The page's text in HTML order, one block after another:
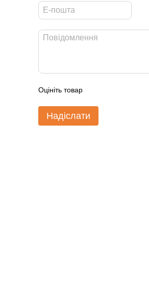
Оцініть товар
Надіслати